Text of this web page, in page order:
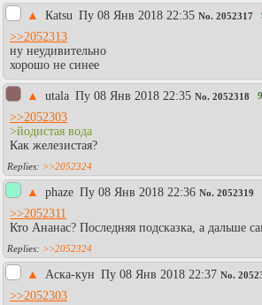
▲ Каtsu Пy 08 Янв 2018 22:35 No. 2052317
>>2052313
ну неудивительно
хорошо не синее
▲ utala Пy 08 Янв 2018 22:35 No. 2052318
>>2052303
>йодистая вода
Как железистая?
>>2052324
▲ phaze Пy 08 Янв 2018 22:36 No. 2052319
>>2052311
Кто Ананас? Последняя подсказка, а дальше
>>2052324
▲ Аска-кун Пy 08 Янв 2018 22:37 No.
>>2052303